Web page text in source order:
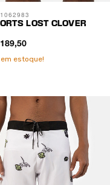
LOST CLOVER
em estoque!